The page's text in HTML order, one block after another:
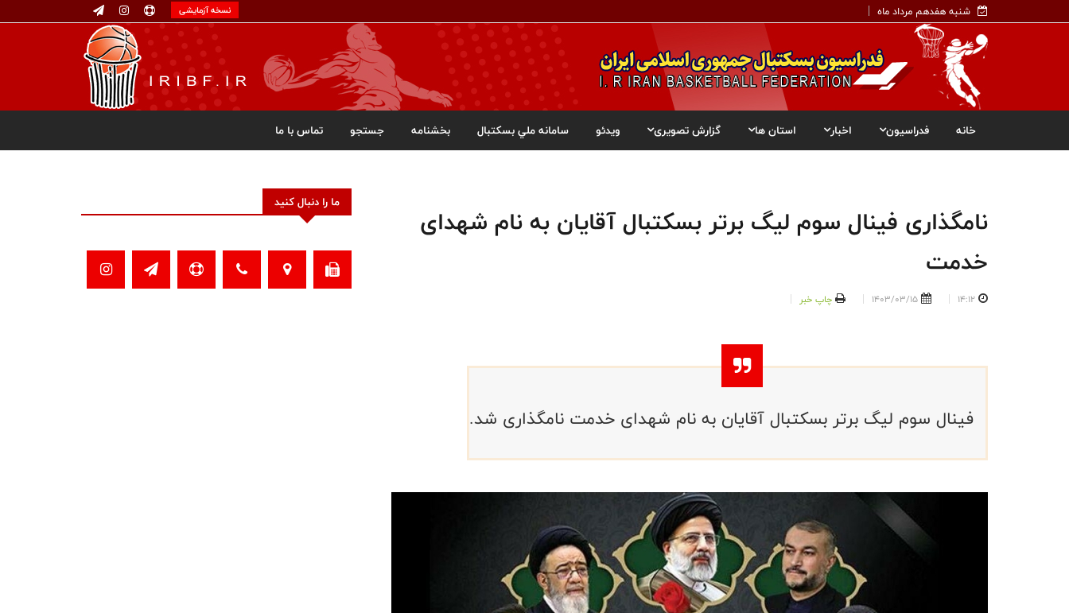
شنبه هفدهم مرداد ماه نسخه آزمایشی
خانه فدراسیون اخبار استان ها گزارش تصویری ویدئو سامانه ملي بسکتبال بخشنامه جستجو تماس با ما
نامگذاری فینال سوم لیگ برتر بسکتبال آقایان به نام شهدای
خدمت
14:12
1403/03/15 چاپ خبر
فینال سوم لیگ برتر بسکتبال آقایان به نام شهدای خدمت نامگذاری شد.
ما را دنبال کنید